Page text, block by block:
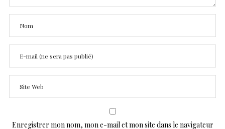
Enregistrer mon nom, mon e-mail et mon site dans le navigateur